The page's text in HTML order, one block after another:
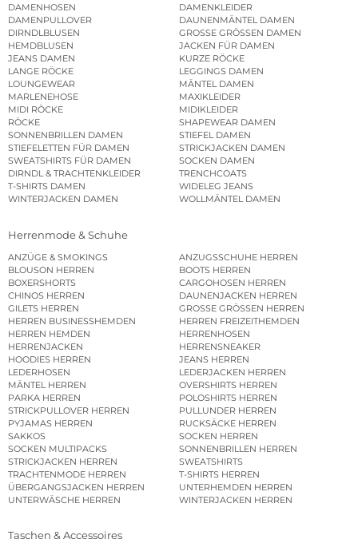
DAMENHOSEN
DAMENKLEIDER
DAMENPULLOVER
DAUNENMÄNTEL DAMEN
DIRNDLBLUSEN
GROSSE GRÖSSEN DAMEN
HEMDBLUSEN
JACKEN FÜR DAMEN
JEANS DAMEN
KURZE RÖCKE
LANGE RÖCKE
LEGGINGS DAMEN
LOUNGEWEAR
MÄNTEL DAMEN
MARLENEHOSE
MAXIKLEIDER
MIDI RÖCKE
MIDIKLEIDER
RÖCKE
SHAPEWEAR DAMEN
SONNENBRILLEN DAMEN
STIEFEL DAMEN
STIEFELETTEN FÜR DAMEN
STRICKJACKEN DAMEN
SWEATSHIRTS FÜR DAMEN
SOCKEN DAMEN
DIRNDL & TRACHTENKLEIDER
TRENCHCOATS
T-SHIRTS DAMEN
WIDELEG JEANS
WINTERJACKEN DAMEN
WOLLMÄNTEL DAMEN
Herrenmode & Schuhe
ANZÜGE & SMOKINGS
ANZUGSSCHUHE HERREN
BLOUSON HERREN
BOOTS HERREN
BOXERSHORTS
CARGOHOSEN HERREN
CHINOS HERREN
DAUNENJACKEN HERREN
GILETS HERREN
GROSSE GRÖSSEN HERREN
HERREN BUSINESSHEMDEN
HERREN FREIZEITHEMDEN
HERREN HEMDEN
HERRENHOSEN
HERRENJACKEN
HERRENSNEAKER
HOODIES HERREN
JEANS HERREN
LEDERHOSEN
LEDERJACKEN HERREN
MÄNTEL HERREN
OVERSHIRTS HERREN
PARKA HERREN
POLOSHIRTS HERREN
STRICKPULLOVER HERREN
PULLUNDER HERREN
PYJAMAS HERREN
RUCKSÄCKE HERREN
SAKKOS
SOCKEN HERREN
SOCKEN MULTIPACKS
SONNENBRILLEN HERREN
STRICKJACKEN HERREN
SWEATSHIRTS
TRACHTENMODE HERREN
T-SHIRTS HERREN
ÜBERGANGSJACKEN HERREN
UNTERHEMDEN HERREN
UNTERWÄSCHE HERREN
WINTERJACKEN HERREN
Taschen & Accessoires